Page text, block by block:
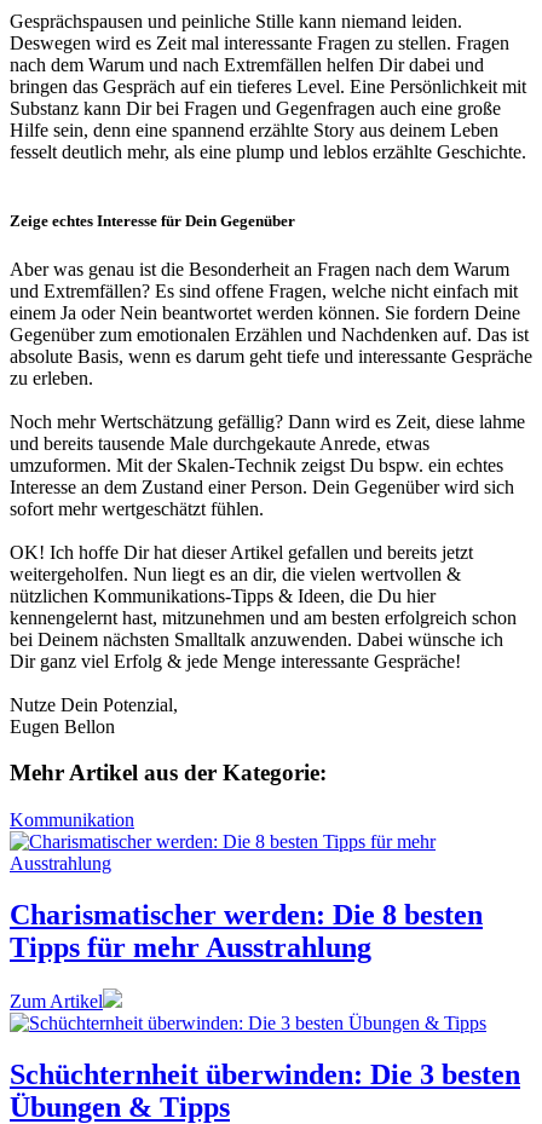
Gesprächspausen und peinliche Stille kann niemand leiden.
Deswegen wird es Zeit mal interessante Fragen zu stellen. Fragen
nach dem Warum und nach Extremfällen helfen Dir dabei und
bringen das Gespräch auf ein tieferes Level. Eine Persönlichkeit mit
Substanz kann Dir bei Fragen und Gegenfragen auch eine große
Hilfe sein, denn eine spannend erzählte Story aus deinem Leben
fesselt deutlich mehr, als eine plump und leblos erzählte Geschichte.
Zeige echtes Interesse für Dein Gegenüber
Aber was genau ist die Besonderheit an Fragen nach dem Warum
und Extremfällen? Es sind offene Fragen, welche nicht einfach mit
einem Ja oder Nein beantwortet werden können. Sie fordern Deine
Gegenüber zum emotionalen Erzählen und Nachdenken auf. Das ist
absolute Basis, wenn es darum geht tiefe und interessante Gespräche
zu erleben.
Noch mehr Wertschätzung gefällig? Dann wird es Zeit, diese lahme
und bereits tausende Male durchgekaute Anrede, etwas
umzuformen. Mit der Skalen-Technik zeigst Du bspw. ein echtes
Interesse an dem Zustand einer Person. Dein Gegenüber wird sich
sofort mehr wertgeschätzt fühlen.
OK! Ich hoffe Dir hat dieser Artikel gefallen und bereits jetzt
weitergeholfen. Nun liegt es an dir, die vielen wertvollen &
nützlichen Kommunikations-Tipps & Ideen, die Du hier
kennengelernt hast, mitzunehmen und am besten erfolgreich schon
bei Deinem nächsten Smalltalk anzuwenden. Dabei wünsche ich
Dir ganz viel Erfolg & jede Menge interessante Gespräche!
Nutze Dein Potenzial,
Eugen Bellon
Mehr Artikel aus der Kategorie:
Kommunikation
Charismatischer werden: Die 8 besten
Tipps für mehr Ausstrahlung
Zum Artikel
Schüchternheit überwinden: Die 3 besten
Übungen & Tipps